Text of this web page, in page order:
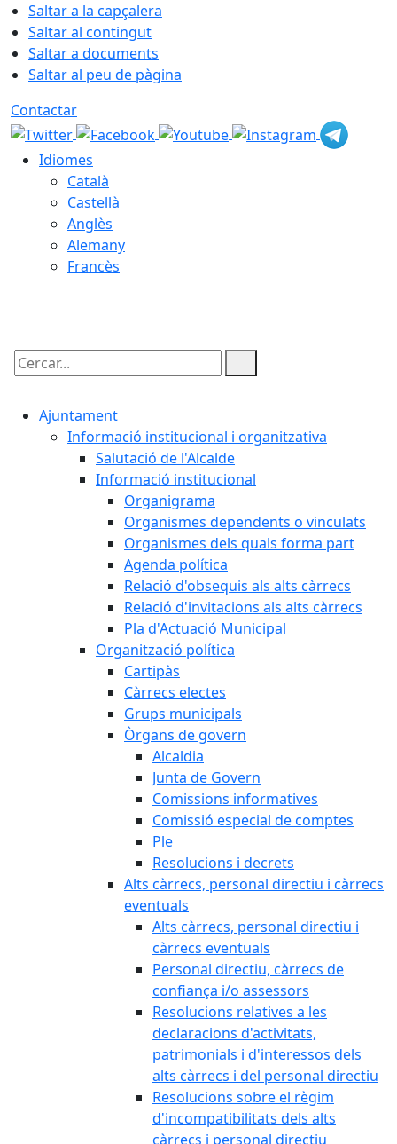
Saltar a la capçalera
Saltar al contingut
Saltar a documents
Saltar al peu de pàgina
Contactar
Idiomes
Català
Castellà
Anglès
Alemany
Francès
Cercar:
Ajuntament
Informació institucional i organitzativa
Salutació de l'Alcalde
Informació institucional
Organigrama
Organismes dependents o vinculats
Organismes dels quals forma part
Agenda política
Relació d'obsequis als alts càrrecs
Relació d'invitacions als alts càrrecs
Pla d'Actuació Municipal
Organització política
Cartipàs
Càrrecs electes
Grups municipals
Òrgans de govern
Alcaldia
Junta de Govern
Comissions informatives
Comissió especial de comptes
Ple
Resolucions i decrets
Alts càrrecs, personal directiu i càrrecs
eventuals
Alts càrrecs, personal directiu i
càrrecs eventuals
Personal directiu, càrrecs de
confiança i/o assessors
Resolucions relatives a les
declaracions d'activitats,
patrimonials i d'interessos dels
alts càrrecs i del personal directiu
Resolucions sobre el règim
d'incompatibilitats dels alts
càrrecs i personal directiu